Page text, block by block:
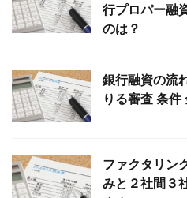
行プロパー融
のは？
銀行融資の流
りる審査 条
ファクタリン
みと２社間３